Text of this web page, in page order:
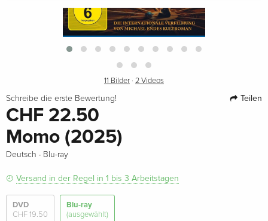
11 Bilder· 2 Videos
Schreibe die erste Bewertung! Teilen
CHF 22.50
Momo (2025)
Deutsch · Blu-ray
Versand in der Regel in 1 bis 3 Arbeitstagen
DVD
CHF 19.50
Blu-ray
(ausgewählt)